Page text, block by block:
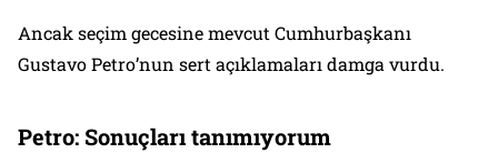
Ancak seçim gecesine mevcut Cumhurbaşkanı
Gustavo Petro’nun sert açıklamaları damga vurdu.
Petro: Sonuçları tanımıyorum